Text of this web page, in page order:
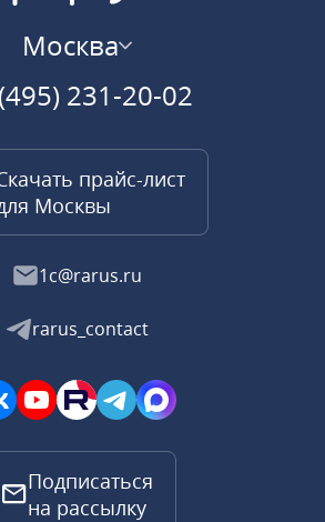
Москва
231-20-02
прайс-лист
Москвы
1c@rarus.ru
rarus_contact
Подписаться
на рассылку